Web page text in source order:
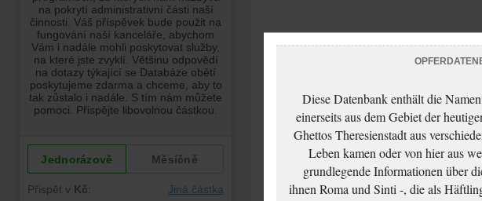
Diese Datenbank enthält die
einerseits aus dem Gebiet der
Ghettos Theresienstadt aus
Leben kamen oder von hier aus
grundlegende Informationen über
ihnen Roma und Sinti -, die als